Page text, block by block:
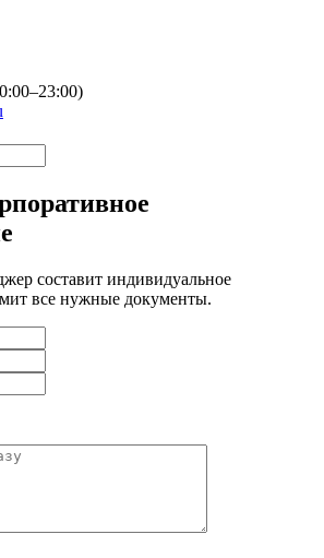
составит индивидуальное
все нужные документы.